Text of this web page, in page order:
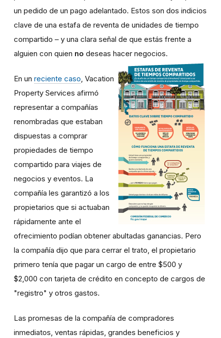
un pedido de un pago adelantado. Estos son dos indicios
clave de una estafa de reventa de unidades de tiempo
compartido – y una clara señal de que estás frente a
alguien con quien no deseas hacer negocios.
En un reciente caso, Vacation
Property Services afirmó
representar a compañías
renombradas que estaban
dispuestas a comprar
propiedades de tiempo
compartido para viajes de
negocios y eventos. La
compañía les garantizó a los
propietarios que si actuaban
rápidamente ante el
ofrecimiento podían obtener abultadas ganancias. Pero
la compañía dijo que para cerrar el trato, el propietario
primero tenía que pagar un cargo de entre $500 y
$2,000 con tarjeta de crédito en concepto de cargos de
"registro" y otros gastos.
Las promesas de la compañía de compradores
inmediatos, ventas rápidas, grandes beneficios y